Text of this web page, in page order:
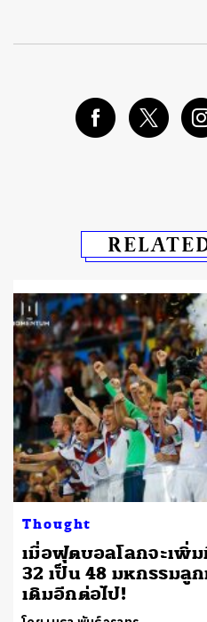
Thought
เมื่อฟุตบอลโลกจะเพิ่
32 เป็น 48 มหกรรมลู
เดิมอีกต่อไป!